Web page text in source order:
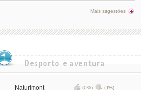
Mais sugestões
Naturimont (0%) (0%)